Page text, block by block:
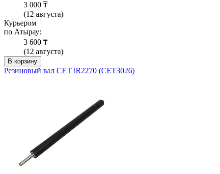
3 000 ₸
(12 августа)
Курьером
по Атырау:
3 600 ₸
(12 августа)
В корзину
Резиновый вал CET iR2270 (CET3026)